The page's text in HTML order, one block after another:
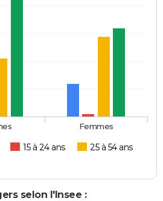
15 à 24 ans
25 à 54 ans
Femmes
selon l'Insee :